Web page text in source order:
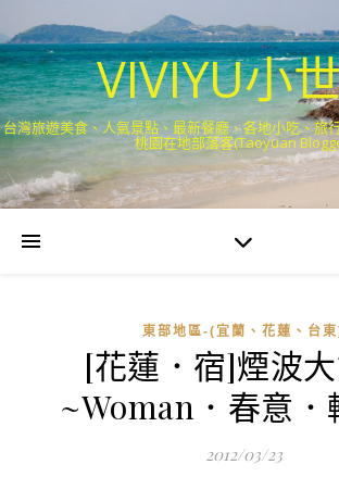
VIVIYU小
台灣旅遊美食、人氣景點、最新餐廳、各地小吃、旅
桃園在地部落客(Taoyuan
東部地區-(宜蘭、花蓮、台
[花蓮．宿]煙波
~Woman．春意．
2012/03/23